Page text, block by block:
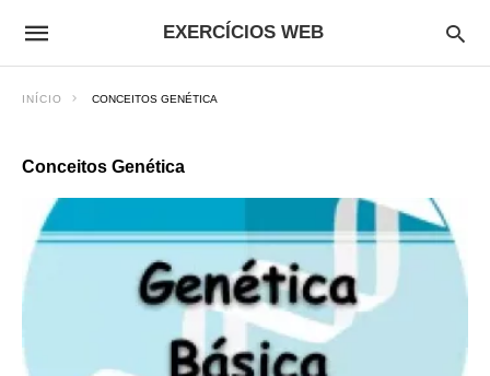
EXERCÍCIOS WEB
INÍCIO CONCEITOS GENÉTICA
Conceitos Genética